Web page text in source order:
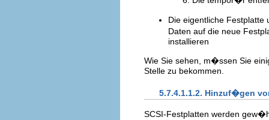
Die eigentliche
Daten auf die neue
installieren
Wie Sie sehen, m�ssen Sie
Stelle zu bekommen.
5.7.4.1.1.2. Hinzuf�gen
SCSI-Festplatten werden